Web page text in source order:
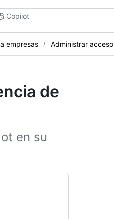
Copilot
empresas Administrar acceso
de
en su